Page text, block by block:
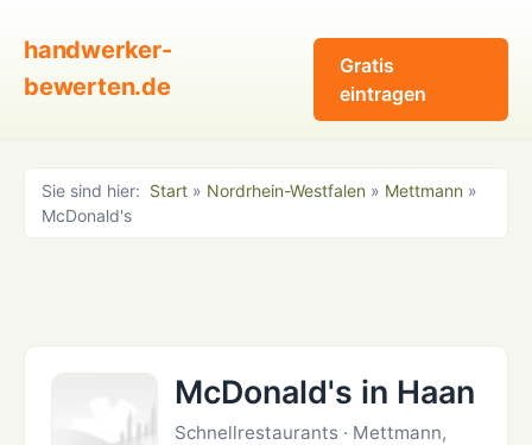
handwerker-
bewerten.de
Gratis
eintragen
Sie sind hier: Start » Nordrhein-Westfalen » Mettmann »
McDonald's
McDonald's in Haan
Schnellrestaurants · Mettmann,